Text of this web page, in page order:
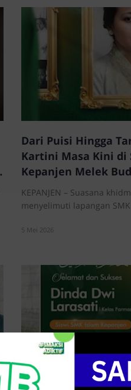
Dari Puisi Hingga
Kartini Masa Kini di
Kepanjen Melek
KEPANJEN – Suasana
menyelimuti lapangan
5 Mei 2026